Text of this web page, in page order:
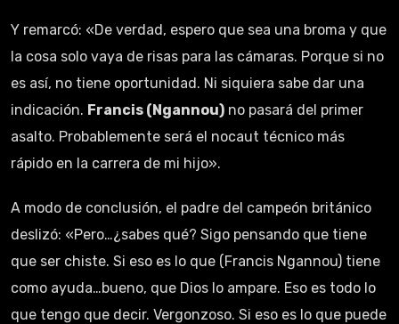
Y remarcó: «De verdad, espero que sea una broma y que
la cosa solo vaya de risas para las cámaras. Porque si no
es así, no tiene oportunidad. Ni siquiera sabe dar una
indicación. Francis (Ngannou) no pasará del primer
asalto. Probablemente será el nocaut técnico más
rápido en la carrera de mi hijo».
A modo de conclusión, el padre del campeón británico
deslizó: «Pero…¿sabes qué? Sigo pensando que tiene
que ser chiste. Si eso es lo que (Francis Ngannou) tiene
como ayuda…bueno, que Dios lo ampare. Eso es todo lo
que tengo que decir. Vergonzoso. Si eso es lo que puede